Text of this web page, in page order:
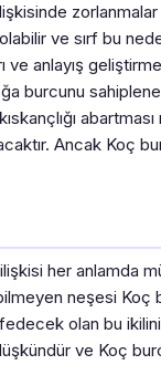
ve sırf bu
ve anlayış
burcunu
Ancak Koç
her anlamda
neşesi
olan bu
ve Koç